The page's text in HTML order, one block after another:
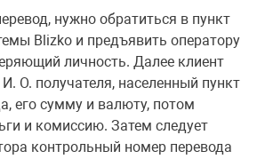
нужно обратиться в пункт
Blizko и предъявить оператору
личность. Далее клиент
О. получателя, населенный пункт
его сумму и валюту, потом
и комиссию. Затем следует
контрольный номер перевода